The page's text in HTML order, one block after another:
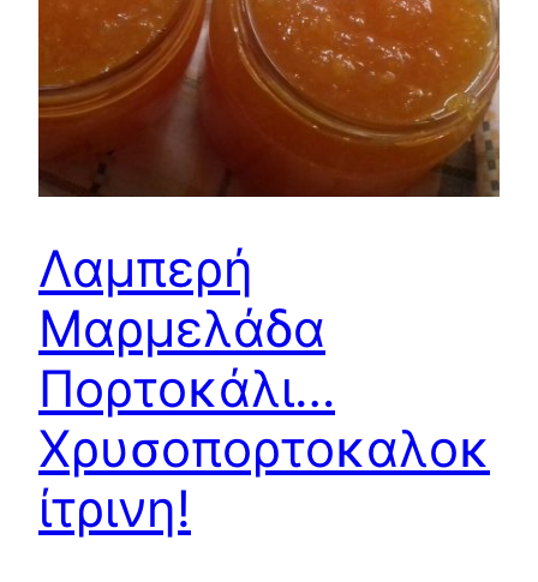
Λαμπερή
Μαρμελάδα
Πορτοκάλι…
Χρυσοπορτοκαλοκ
ίτρινη!